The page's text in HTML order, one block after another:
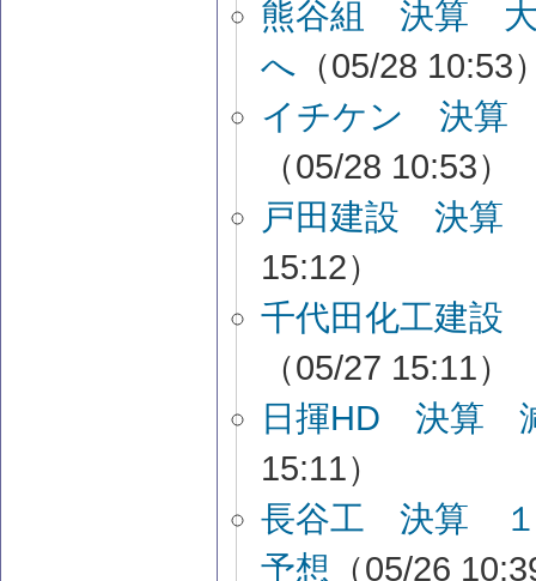
熊谷組 決算 大
へ （05/28 10:53
イチケン 決算
（05/28 10:53）
戸田建設 決算
15:12）
千代田化工建
（05/27 15:11）
日揮HD 決算
15:11）
長谷工 決算 １
予想 （05/26